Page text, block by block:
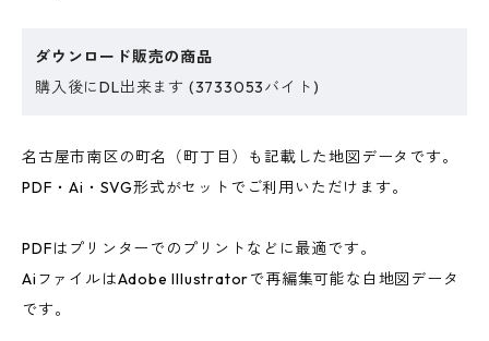
ダウンロード販売の商品
購入後にDL出来ます (3733053バイト)
名古屋市南区の町名（町丁目）も記載した地図データです。
PDF・Ai・SVG形式がセットでご利用いただけます。
PDFはプリンターでのプリントなどに最適です。
AiファイルはAdobe Illustratorで再編集可能な白地図データ
です。